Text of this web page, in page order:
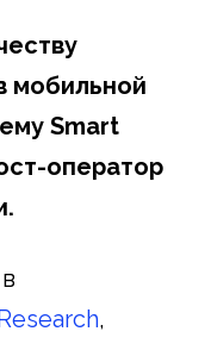
мобильной
Smart
оператор
,